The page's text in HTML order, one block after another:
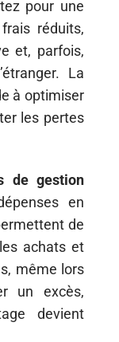
pour une
réduits,
et, parfois,
La
à optimiser
les pertes
de gestion
en
de
achats et
même lors
un excès,
devient